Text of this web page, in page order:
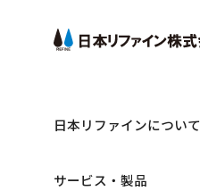
日本リファインについて
サービス・製品